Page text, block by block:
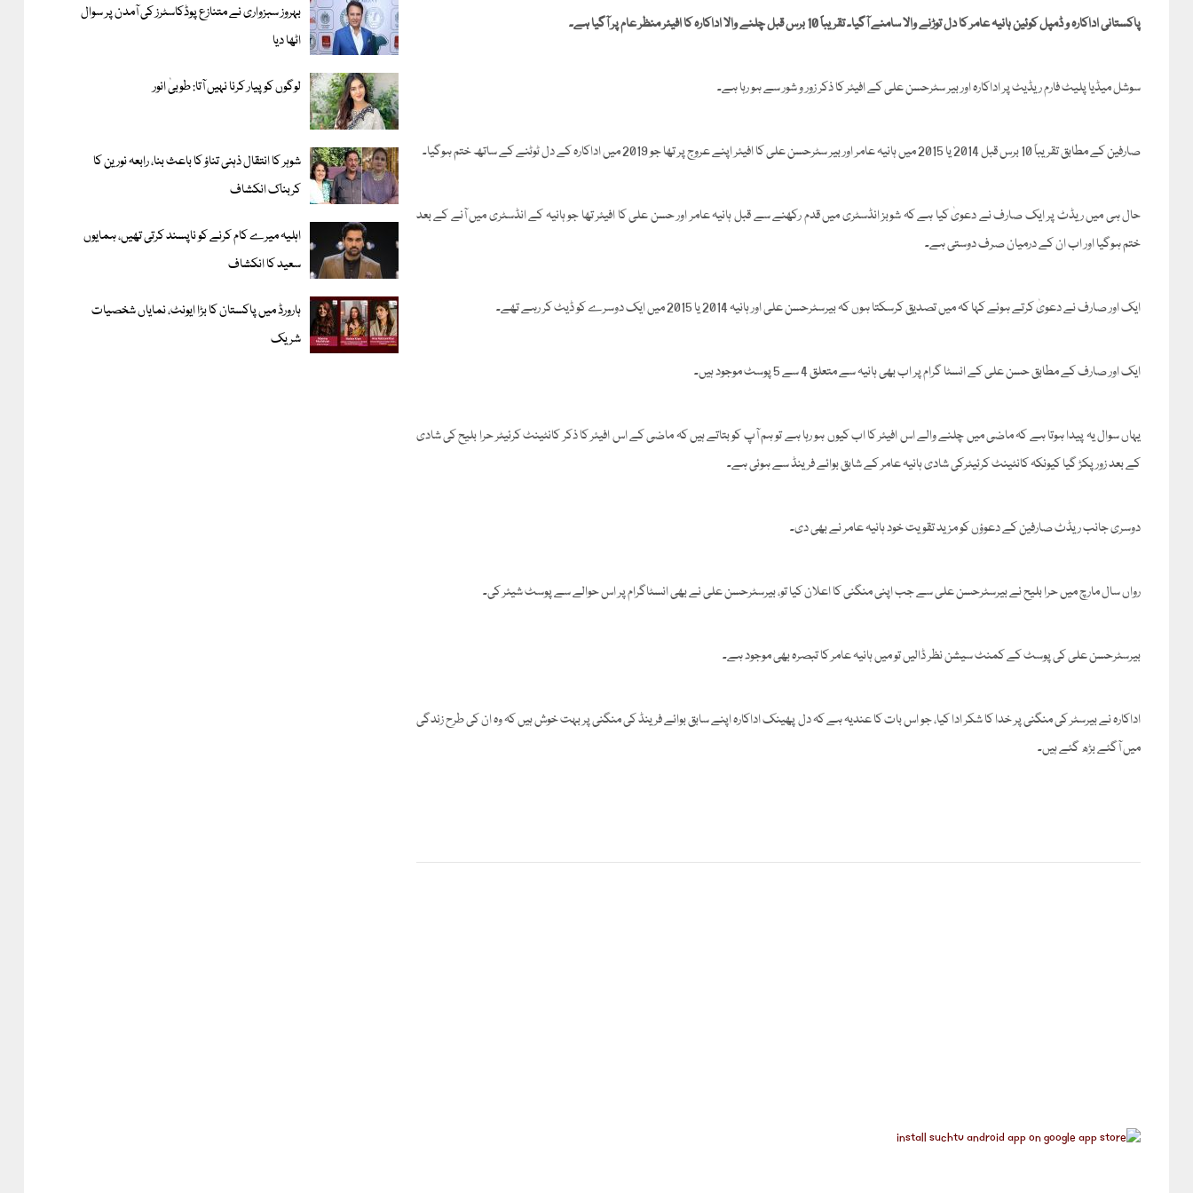
پاکستانی اداکارہ و ڈمپل کوئین ہانیہ عامر کا دل توڑنے والا سامنے آگیا۔ تقریباً 10 برس قبل چلنے والا اداکارہ کا افیئر منظر عام پر آگیا ہے۔
سوشل میڈیا پلیٹ فارم ریڈیٹ پر اداکارہ اور بیر سٹرحسن علی کے افیئر کا ذکر زور و شور سے ہو رہا ہے۔
صارفین کے مطابق تقریباً 10 برس قبل 2014 یا 2015 میں ہانیہ عامر اور بیر سٹرحسن علی کا افیئر اپنے عروج پر تھا جو 2019 میں اداکارہ کے دل ٹوٹنے کے ساتھ ختم ہوگیا۔
حال ہی میں ریڈٹ پر ایک صارف نے دعویٰ کیا ہے کہ شوبز انڈسٹری میں قدم رکھنے سے قبل ہانیہ عامر اور حسن علی کا افیئر تھا جو ہانیہ کے انڈسٹری میں آنے کے بعد
ختم ہوگیا اور اب ان کے درمیان صرف دوستی ہے۔
ایک اور صارف نے دعویٰ کرتے ہوئے کہا کہ میں تصدیق کرسکتا ہوں کہ بیرسٹرحسن علی اور ہانیہ 2014 یا 2015 میں ایک دوسرے کو ڈیٹ کر رہے تھے۔
ایک اور صارف کے مطابق حسن علی کے انسٹا گرام پر اب بھی ہانیہ سے متعلق 4 سے 5 پوسٹ موجود ہیں۔
یہاں سوال یہ پیدا ہوتا ہے کہ ماضی میں چلنے والے اس افیئر کا اب کیوں ہو رہا ہے تو ہم آپ کو بتاتے ہیں کہ ماضی کے اس افیئر کا ذکر کانٹینٹ کرئیٹر حرا بلیح کی شادی
کے بعد زور پکڑ گیا کیونکہ کانٹینٹ کرئیٹرکی شادی ہانیہ عامر کے شابق بوائے فرینڈ سے ہوئی ہے۔
دوسری جانب ریڈٹ صارفین کے دعوؤں کو مزید تقویت خود ہانیہ عامر نے بھی دی۔
رواں سال مارچ میں حرا بلیح نے بیرسٹرحسن علی سے جب اپنی منگنی کا اعلان کیا تو، بیرسٹرحسن علی نے بھی انسٹاگرام پر اس حوالے سے پوسٹ شیئر کی۔
بیرسٹرحسن علی کی پوسٹ کے کمنٹ سیشن نظر ڈالیں تو میں ہانیہ عامر کا تبصرہ بھی موجود ہے۔
اداکارہ نے بیرسٹر کی منگنی پر خدا کا شکر ادا کیا، جو اس بات کا عندیہ ہے کہ دل پھینک اداکارہ اپنے سابق بوائے فرینڈ کی منگنی پر بہت خوش ہیں کہ وہ ان کی طرح زندگی
میں آگئے بڑھ گئے ہیں۔
بہروز سبزواری نے متنازع پوڈکاسٹرز کی آمدن پر سوال
اٹھا دیا
لوگوں کو پیار کرنا نہیں آتا: طوبیٰ انور
شوہر کا انتقال ذہنی تناؤ کا باعث بنا، رابعہ نورین کا
کربناک انکشاف
اہلیہ میرے کام کرنے کو ناپسند کرتی تھیں، ہمایوں
سعید کا انکشاف
ہارورڈ میں پاکستان کا بڑا ایونٹ، نمایاں شخصیات
شریک